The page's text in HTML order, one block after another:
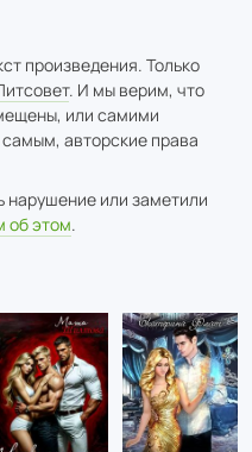
произведения. Только
. И мы верим, что
или самими
авторские права
нарушение или заметили
об этом.